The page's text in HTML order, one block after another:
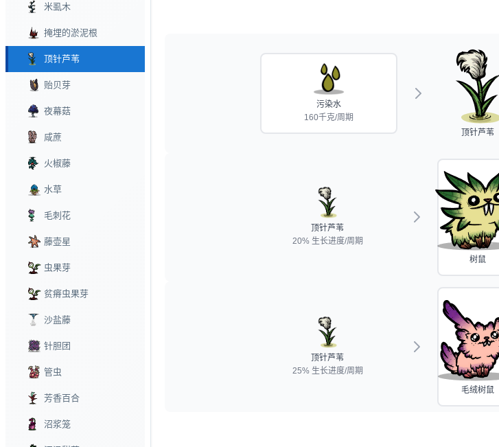
米虱木
掩埋的淤泥根
顶针芦苇
贻贝芽
夜幕菇
咸蔗
火椒藤
水草
毛刺花
藤壶星
虫果芽
贫瘠虫果芽
沙盐藤
针胆团
管虫
芳香百合
沼浆笼
污染水
160千克/周期
顶针芦苇
顶针芦苇
20% 生长进度/周期
树鼠
顶针芦苇
25% 生长进度/周期
毛绒树鼠